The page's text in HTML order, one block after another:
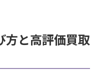
方と高評価買取